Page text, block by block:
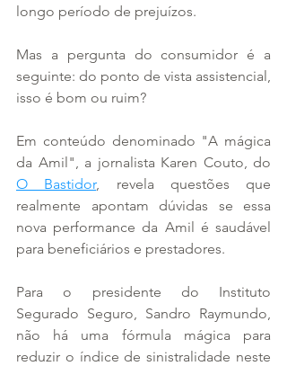
longo período de prejuízos.
Mas a pergunta do consumidor é a
seguinte: do ponto de vista assistencial,
isso é bom ou ruim?
Em conteúdo denominado "A mágica
O Bastidor, revela questões que
realmente apontam dúvidas se essa
nova performance da Amil é saudável
para beneficiários e prestadores.
Para o presidente do Instituto
Segurado Seguro, Sandro Raymundo,
não há uma fórmula mágica para
reduzir o índice de sinistralidade neste